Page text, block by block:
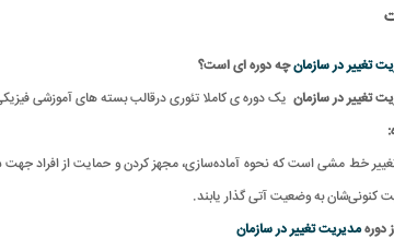
تغییر در سازمانچه دوره ای است؟
تغییر در سازمان یک دوره ی کاملا تئوری درقالب بسته های آموزشی
خط مشی است که نحوه آماده‌سازی، مجهز کردن و حمایت از افراد جهت
کنونی‌شان به وضعیت آتی گذار یابند.
دورهمدیریت تغییر در سازمان